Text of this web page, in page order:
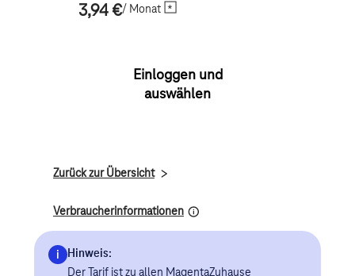
3,94 €/ Monat
Einloggen und
auswählen
Zurück zur Übersicht
Verbraucherinformationen